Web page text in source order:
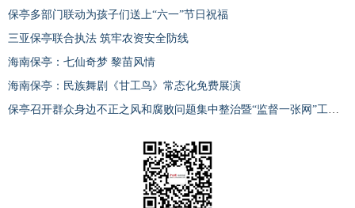
保亭多部门联动为孩子们送上“六一”节日祝福
三亚保亭联合执法 筑牢农资安全防线
海南保亭：七仙奇梦 黎苗风情
海南保亭：民族舞剧《甘工鸟》常态化免费展演